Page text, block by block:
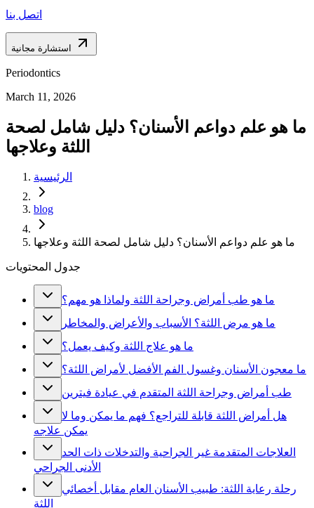
اتصل بنا
استشارة مجانية
Periodontics
March 11, 2026
ما هو علم دواعم الأسنان؟ دليل شامل لصحة
اللثة وعلاجها
الرئيسية
blog
ما هو علم دواعم الأسنان؟ دليل شامل لصحة اللثة وعلاجها
جدول المحتويات
ما هو طب أمراض وجراحة اللثة ولماذا هو مهم؟
ما هو مرض اللثة؟ الأسباب والأعراض والمخاطر
ما هو علاج اللثة وكيف يعمل؟
ما معجون الأسنان وغسول الفم الأفضل لأمراض اللثة؟
طب أمراض وجراحة اللثة المتقدم في عيادة فيترين
هل أمراض اللثة قابلة للتراجع؟ فهم ما يمكن وما لا
يمكن علاجه
العلاجات المتقدمة غير الجراحية والتدخلات ذات الحد
الأدنى الجراحي
رحلة رعاية اللثة: طبيب الأسنان العام مقابل أخصائي
اللثة